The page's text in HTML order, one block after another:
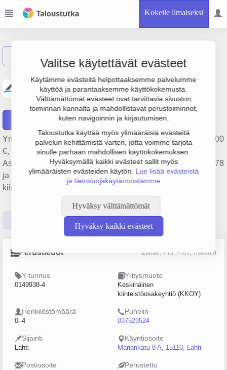
Kokeile ilmaiseksi
Valitse käytettävät evästeet
Käytämme evästeitä helpottaaksemme palvelumme
käyttöä ja parantaaksemme käyttökokemusta.
Välttämättömät evästeet ovat tarvittavia sivuston
toiminnan kannalta ja mahdollistavat perustoiminnot,
kuten navigoinnin ja kirjautumisen.
Taloustutka käyttää myös ylimääräisiä evästeitä
palvelun kehittämistä varten, jotta voimme tarjota
sinulle parhaan mahdollisen käyttökokemuksen.
Hyväksymällä kaikki evästeet sallit myös
ylimääräisten evästeiden käytön. Lue lisää evästeistä
ja tietosuojakäytännöstämme
Hyväksy välttämättömät
Hyväksy kaikki evästeet
Itä-Hämeen Maakuntatalo
Oy
Yrityksen Itä-Hämeen Maakuntatalo Oy liikevaihto on 237 000
€, tulos -45 000 € ja henkilöstömäärä 0. Sen päätoimiala on
Asuntojen ja asuinkiinteistöjen hallinta, perustamisvuosi 1978
ja sijainti Lahti. Yrityksen yhtiömuoto Keskinäinen
kiinteistöosakeyhtiö (KKOY).
Päättäjätiedot
Perustiedot Lähde: YTJ, PRH, Traficom
Y-tunnus
0149938-4
Yritysmuoto
Keskinäinen
kiinteistöosakeyhtiö (KKOY)
Henkilöstömäärä
0–4
Puhelin
037523524
Sijainti
Lahti
Käyntiosoite
Mariankatu 8 A, 15110, Lahti
Postiosoite Perustettu